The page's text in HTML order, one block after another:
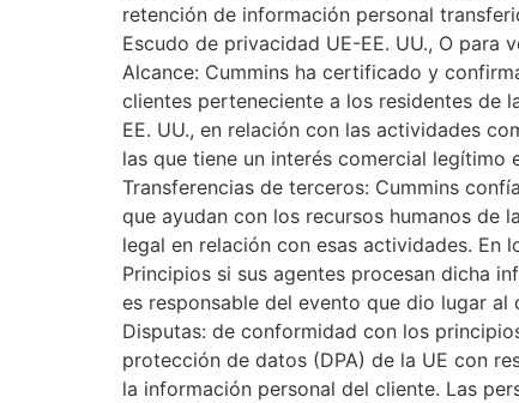
retención de información personal
Escudo de privacidad UE-EE. UU., O
Alcance: Cummins ha certificado y
clientes perteneciente a los residentes de
EE. UU., en relación con las actividades
las que tiene un interés comercial legítimo
Transferencias de terceros: Cummins
que ayudan con los recursos humanos de
legal en relación con esas actividades. En
Principios si sus agentes procesan dicha
es responsable del evento que dio lugar al
Disputas: de conformidad con los
protección de datos (DPA) de la UE con
la información personal del cliente. Las